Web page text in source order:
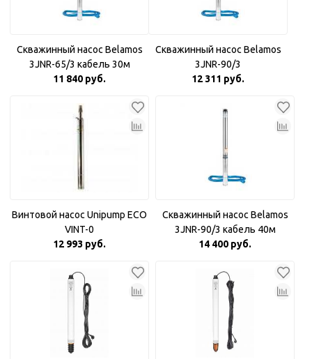
Скважинный насос Belamos
3JNR-65/3 кабель 30м
11 840 руб.
Скважинный насос Belamos
3JNR-90/3
12 311 руб.
Винтовой насос Unipump ECO
VINT-0
12 993 руб.
Скважинный насос Belamos
3JNR-90/3 кабель 40м
14 400 руб.